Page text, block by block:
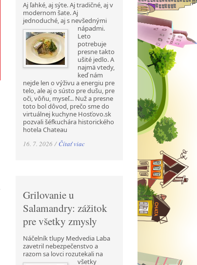
Aj ľahké, aj sýte. Aj tradičné, aj v
modernom šate. Aj
jednoduché, aj s nevšednými
nápadmi.
Leto
potrebuje
presne takto
ušité jedlo. A
najmä vtedy,
keď nám
nejde len o výživu a energiu pre
telo, ale aj o sústo pre dušu, pre
oči, vôňu, myseľ... Nuž a presne
toto bol dôvod, prečo sme do
virtuálnej kuchyne Hosťovo.sk
pozvali šéfkuchára historického
hotela Chateau
16. 7. 2026 / Čítať viac
Grilovanie u
Salamandry: zážitok
pre všetky zmysly
Náčelník tlupy Medvedia Laba
zavetril nebezpečenstvo a
razom sa lovci rozutekali na
všetky